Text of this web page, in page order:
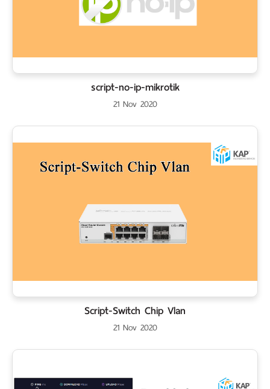
script-no-ip-mikrotik
21 Nov 2020
Script-Switch Chip Vlan
21 Nov 2020